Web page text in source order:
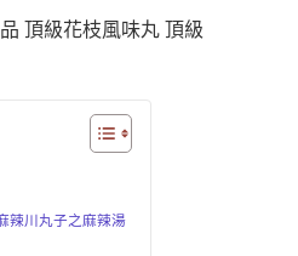
辣川丸子之麻辣湯